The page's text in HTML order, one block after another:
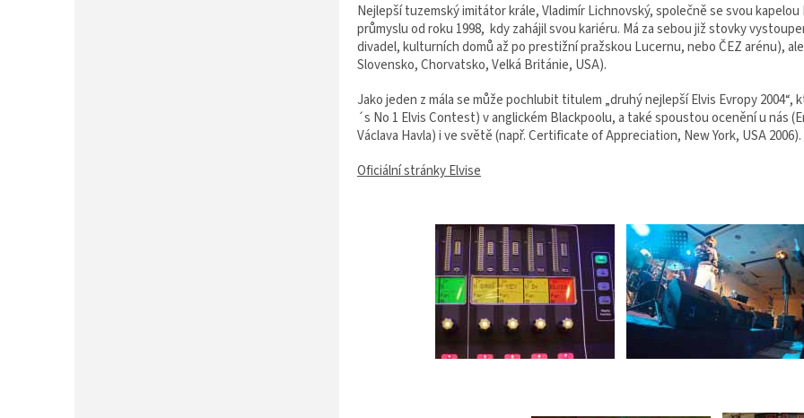
Nejlepší tuzemský imitátor krále, Vladimír Lichnovský, společně se svou
průmyslu od roku 1998, kdy zahájil svou kariéru. Má za sebou již stovky
divadel, kulturních domů až po prestižní pražskou Lucernu, nebo ČEZ arénu),
Slovensko, Chorvatsko, Velká Británie, USA).
Jako jeden z mála se může pochlubit titulem „druhý nejlepší Elvis Evropy
´s No 1 Elvis Contest) v anglickém Blackpoolu, a také spoustou ocenění u nás
Václava Havla) i ve světě (např. Certificate of Appreciation, New York, USA 2006).
Oficiální stránky Elvise